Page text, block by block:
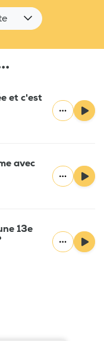
et c'est
avec
13e